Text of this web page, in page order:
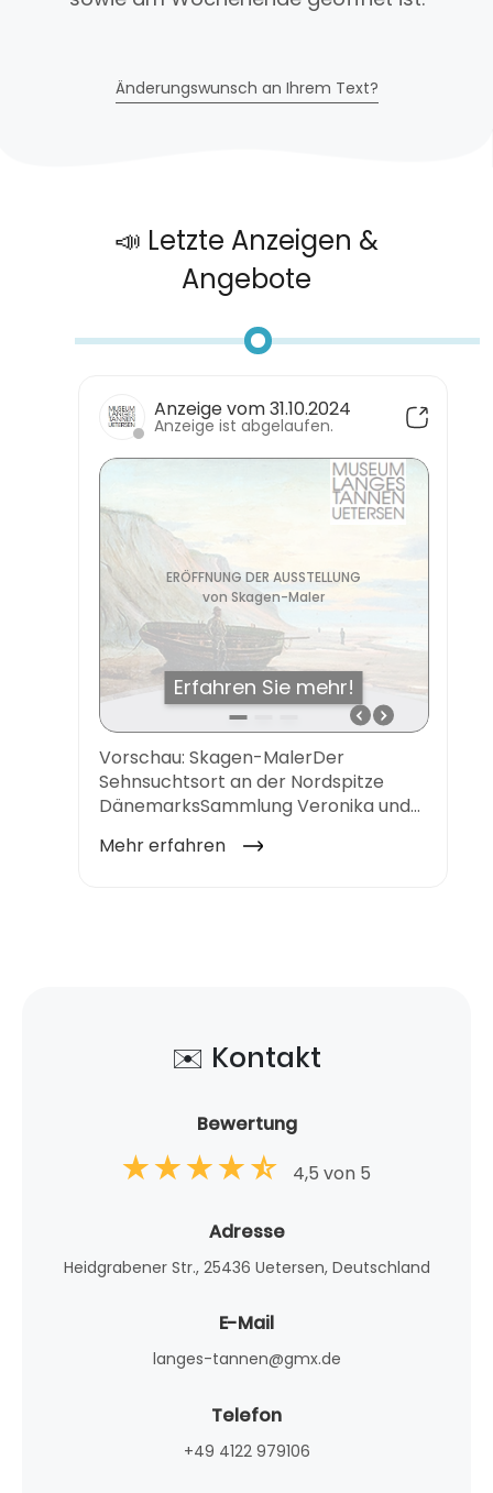
Änderungswunsch an Ihrem Text?
✉️ Kontakt
Bewertung
4,5 von 5
Adresse
Heidgrabener Str., 25436 Uetersen, Deutschland
E-Mail
langes-tannen@gmx.de
Telefon
+49 4122 979106